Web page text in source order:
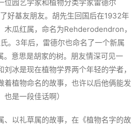
位园艺学家和植物分类学家雷德尔
好基友朋友。胡先生回国后在1932年
木瓜红属，命名为Rehderodendron，
。3年后，雷德尔也命名了一个新属
。意思是胡家的树。朋友情深可见一
冰是现在植物学界两个年轻的学者，
着植物命名的故事，也许以后他俩能发
是一段佳话啊）
、以礼草属的故事，在《植物名字的故